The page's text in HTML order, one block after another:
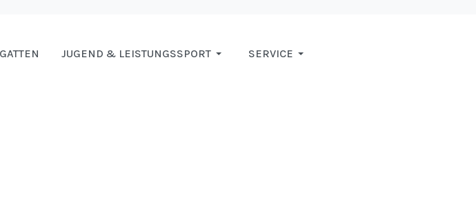
JUGEND & LEISTUNGSSPORT SERVICE